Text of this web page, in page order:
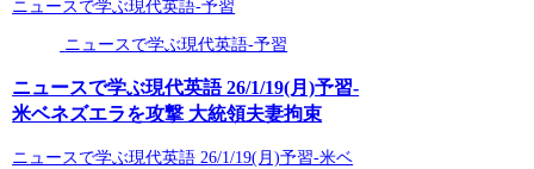
ニュースで学ぶ現代英語-予習
ニュースで学ぶ現代英語-予習
ニュースで学ぶ現代英語 26/1/19(月)予習-
米ベネズエラを攻撃 大統領夫妻拘束
ニュースで学ぶ現代英語 26/1/19(月)予習-米ベ